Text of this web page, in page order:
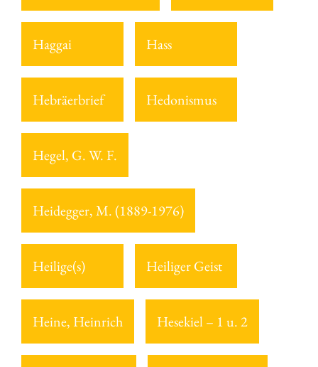
Haggai Hass
Hebräerbrief Hedonismus
Hegel, G. W. F.
Heidegger, M. (1889-1976)
Heilige(s) Heiliger Geist
Heine, Heinrich Hesekiel – 1 u. 2